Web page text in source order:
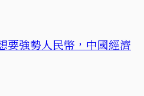
要強勢人民幣，中國經濟